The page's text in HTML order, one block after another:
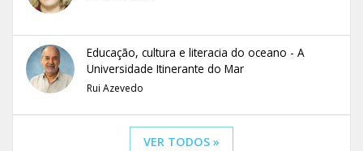
Educação, cultura e literacia do oceano - A
Universidade Itinerante do Mar
Rui Azevedo
VER TODOS »